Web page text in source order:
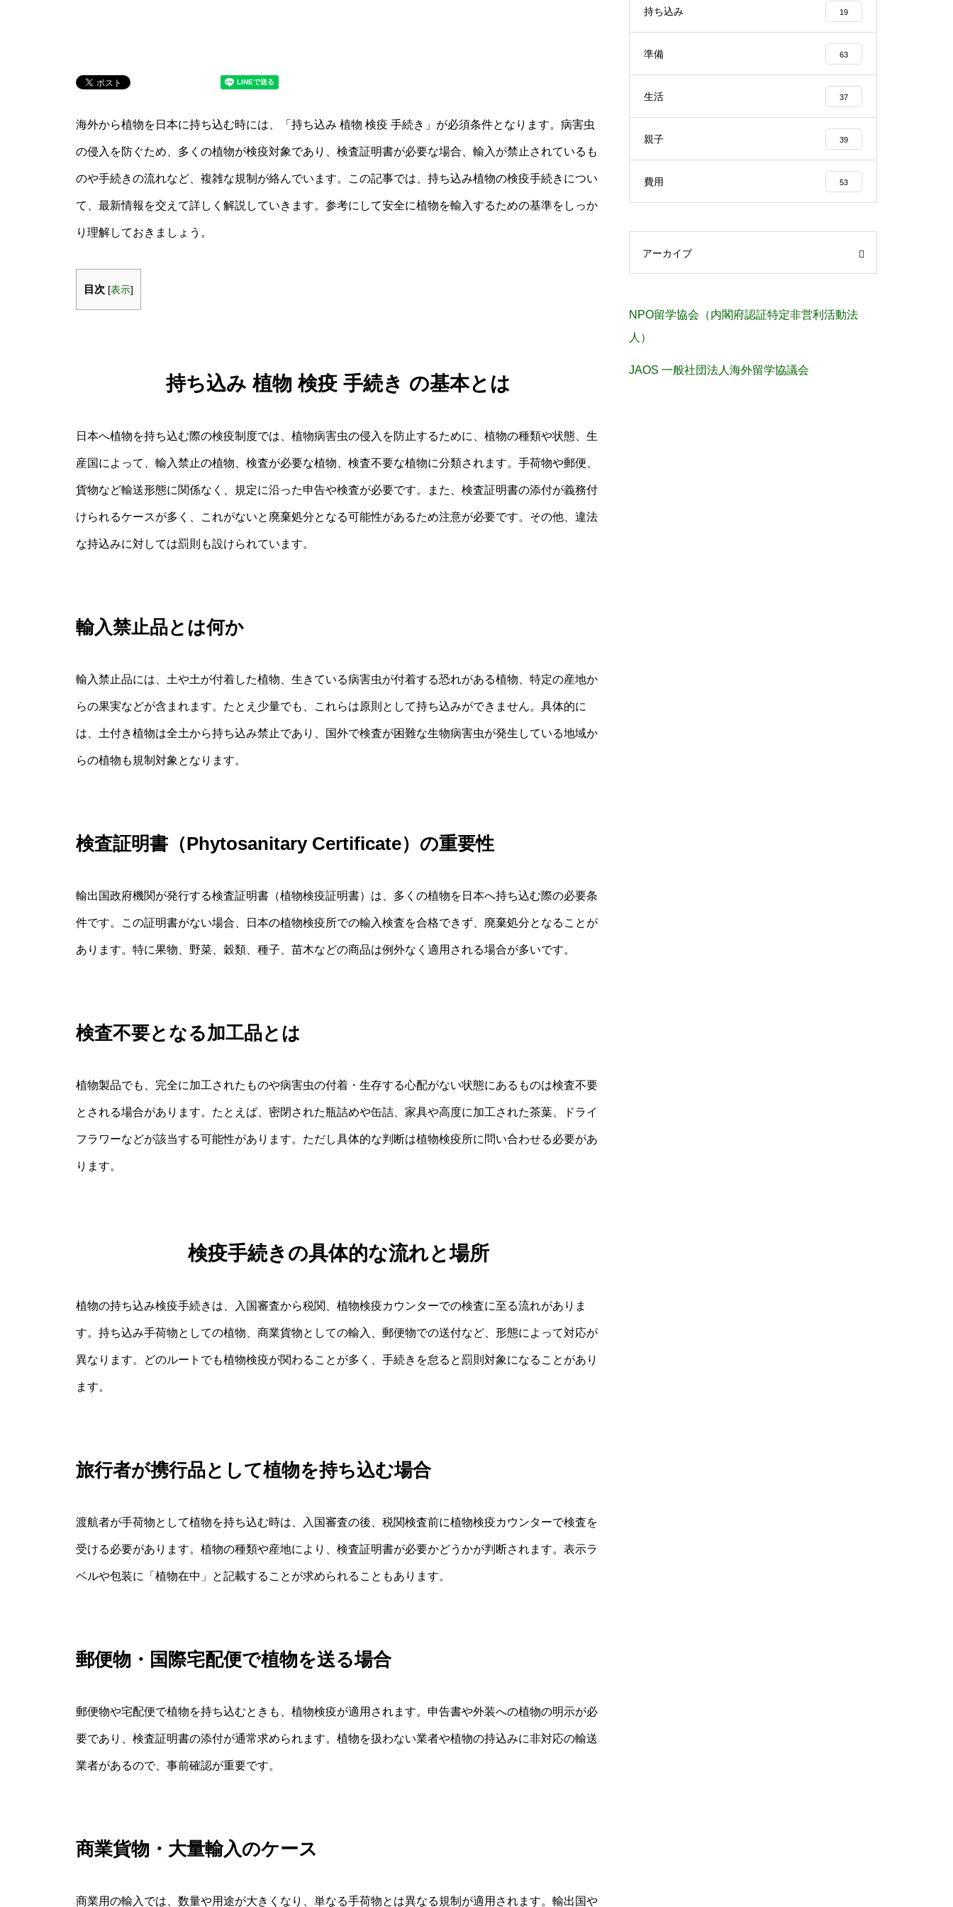
海外から植物を日本に持ち込む時には、「持ち込み 植物 検疫 手続き」が必須条件となります。病害虫
の侵入を防ぐため、多くの植物が検疫対象であり、検査証明書が必要な場合、輸入が禁止されているも
のや手続きの流れなど、複雑な規制が絡んでいます。この記事では、持ち込み植物の検疫手続きについ
て、最新情報を交えて詳しく解説していきます。参考にして安全に植物を輸入するための基準をしっか
り理解しておきましょう。
目次 [表示]
持ち込み 植物 検疫 手続き の基本とは
日本へ植物を持ち込む際の検疫制度では、植物病害虫の侵入を防止するために、植物の種類や状態、生
産国によって、輸入禁止の植物、検査が必要な植物、検査不要な植物に分類されます。手荷物や郵便、
貨物など輸送形態に関係なく、規定に沿った申告や検査が必要です。また、検査証明書の添付が義務付
けられるケースが多く、これがないと廃棄処分となる可能性があるため注意が必要です。その他、違法
な持込みに対しては罰則も設けられています。
輸入禁止品とは何か
輸入禁止品には、土や土が付着した植物、生きている病害虫が付着する恐れがある植物、特定の産地か
らの果実などが含まれます。たとえ少量でも、これらは原則として持ち込みができません。具体的に
は、土付き植物は全土から持ち込み禁止であり、国外で検査が困難な生物病害虫が発生している地域か
らの植物も規制対象となります。
検査証明書（Phytosanitary Certificate）の重要性
輸出国政府機関が発行する検査証明書（植物検疫証明書）は、多くの植物を日本へ持ち込む際の必要条
件です。この証明書がない場合、日本の植物検疫所での輸入検査を合格できず、廃棄処分となることが
あります。特に果物、野菜、穀類、種子、苗木などの商品は例外なく適用される場合が多いです。
検査不要となる加工品とは
植物製品でも、完全に加工されたものや病害虫の付着・生存する心配がない状態にあるものは検査不要
とされる場合があります。たとえば、密閉された瓶詰めや缶詰、家具や高度に加工された茶葉、ドライ
フラワーなどが該当する可能性があります。ただし具体的な判断は植物検疫所に問い合わせる必要があ
ります。
検疫手続きの具体的な流れと場所
植物の持ち込み検疫手続きは、入国審査から税関、植物検疫カウンターでの検査に至る流れがありま
す。持ち込み手荷物としての植物、商業貨物としての輸入、郵便物での送付など、形態によって対応が
異なります。どのルートでも植物検疫が関わることが多く、手続きを怠ると罰則対象になることがあり
ます。
旅行者が携行品として植物を持ち込む場合
渡航者が手荷物として植物を持ち込む時は、入国審査の後、税関検査前に植物検疫カウンターで検査を
受ける必要があります。植物の種類や産地により、検査証明書が必要かどうかが判断されます。表示ラ
ベルや包装に「植物在中」と記載することが求められることもあります。
郵便物・国際宅配便で植物を送る場合
郵便物や宅配便で植物を持ち込むときも、植物検疫が適用されます。申告書や外装への植物の明示が必
要であり、検査証明書の添付が通常求められます。植物を扱わない業者や植物の持込みに非対応の輸送
業者があるので、事前確認が重要です。
商業貨物・大量輸入のケース
商業用の輸入では、数量や用途が大きくなり、単なる手荷物とは異なる規制が適用されます。輸出国や
持ち込み 19
準備 63
生活 37
親子 39
費用 53
アーカイブ
NPO留学協会（内閣府認証特定非営利活動法
人）
JAOS 一般社団法人海外留学協議会